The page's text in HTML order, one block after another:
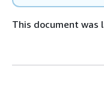
This document was